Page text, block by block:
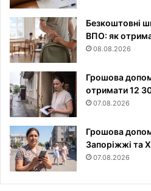
Безкоштовні
ВПО: як
08.08.2026
Грошова
отримати 12
07.08.2026
Грошова
Запоріжжі та
07.08.2026